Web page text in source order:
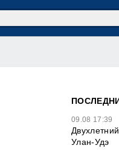
09.08 17:39
Улан-Удэ